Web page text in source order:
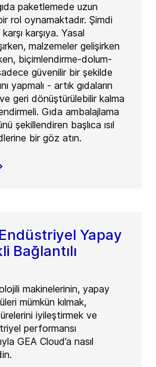
paketlemede uzun
rol oynamaktadır. Şimdi
karşıya. Yasal
malzemeler gelişirken
biçimlendirme-dolum-
güvenilir bir şekilde
yapmalı - artık gıdaların
geri dönüştürülebilir kalma
Gıda ambalajlama
şekillendiren başlıca ısıl
bir göz atın.
Yapay
Bağlantılı
makinelerinin, yapay
mümkün kılmak,
iyileştirmek ve
performansı
GEA Cloud’a nasıl